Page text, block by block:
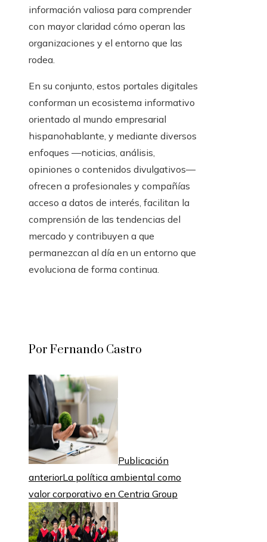
información valiosa para comprender
con mayor claridad cómo operan las
organizaciones y el entorno que las
rodea.
En su conjunto, estos portales digitales
conforman un ecosistema informativo
orientado al mundo empresarial
hispanohablante, y mediante diversos
enfoques —noticias, análisis,
opiniones o contenidos divulgativos—
ofrecen a profesionales y compañías
acceso a datos de interés, facilitan la
comprensión de las tendencias del
mercado y contribuyen a que
permanezcan al día en un entorno que
evoluciona de forma continua.
Por Fernando Castro
Publicación
anteriorLa política ambiental como
valor corporativo en Centria Group